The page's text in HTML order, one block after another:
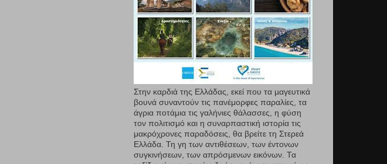
Στην καρδιά της Ελλάδας, εκεί που τα µαγευτικά
βουνά συναντούν τις πανέμορφες παραλίες, τα
άγρια ποτάμια τις γαλήνιες θάλασσες, η φύση
τον πολιτισμό και η συναρπαστική ιστορία τις
μακρόχρονες παραδόσεις, θα βρείτε τη Στερεά
Ελλάδα. Τη γη των αντιθέσεων, των έντονων
συγκινήσεων, των απρόσμενων εικόνων. Τα